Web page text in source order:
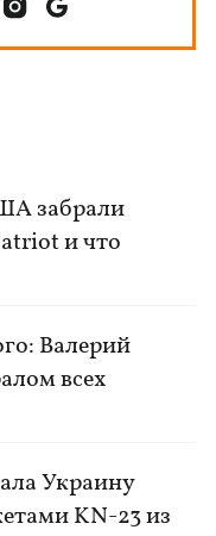
забрали
и что
Валерий
всех
Украину
KN-23 из